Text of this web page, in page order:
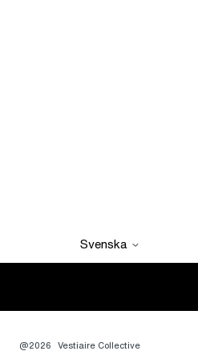
Svenska
@2026 Vestiaire Collective